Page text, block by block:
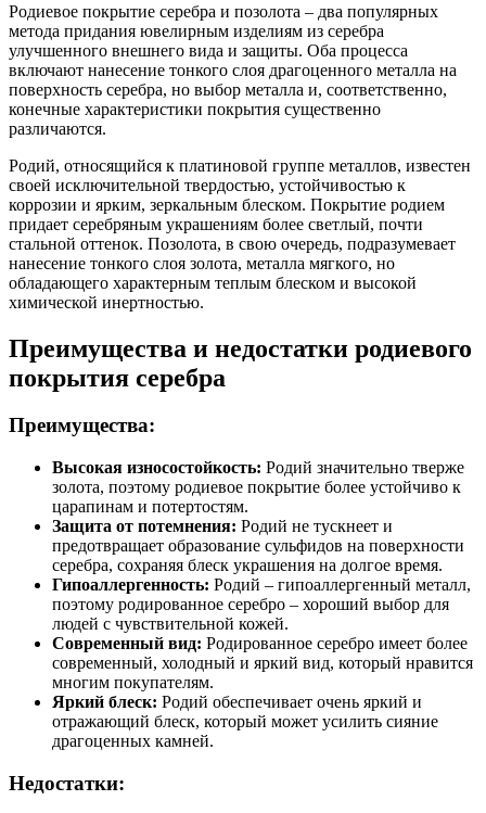
Родиевое покрытие серебра и позолота – два популярных
метода придания ювелирным изделиям из серебра
улучшенного внешнего вида и защиты. Оба процесса
включают нанесение тонкого слоя драгоценного металла на
поверхность серебра, но выбор металла и, соответственно,
конечные характеристики покрытия существенно
различаются.
Родий, относящийся к платиновой группе металлов, известен
своей исключительной твердостью, устойчивостью к
коррозии и ярким, зеркальным блеском. Покрытие родием
придает серебряным украшениям более светлый, почти
стальной оттенок. Позолота, в свою очередь, подразумевает
нанесение тонкого слоя золота, металла мягкого, но
обладающего характерным теплым блеском и высокой
химической инертностью.
Преимущества и недостатки родиевого
покрытия серебра
Преимущества:
Высокая износостойкость: Родий значительно тверже
золота, поэтому родиевое покрытие более устойчиво к
царапинам и потертостям.
Защита от потемнения: Родий не тускнеет и
предотвращает образование сульфидов на поверхности
серебра, сохраняя блеск украшения на долгое время.
Гипоаллергенность: Родий – гипоаллергенный металл,
поэтому родированное серебро – хороший выбор для
людей с чувствительной кожей.
Современный вид: Родированное серебро имеет более
современный, холодный и яркий вид, который нравится
многим покупателям.
Яркий блеск: Родий обеспечивает очень яркий и
отражающий блеск, который может усилить сияние
драгоценных камней.
Недостатки: